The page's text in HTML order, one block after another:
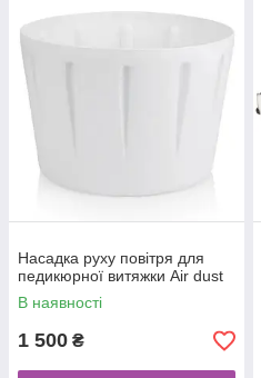
Насадка руху повітря для
педикюрної витяжки Air dust
В наявності
1 500 ₴